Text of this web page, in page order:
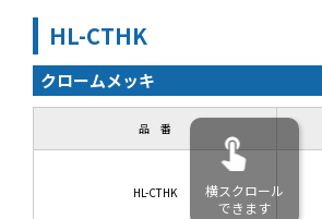
HL-CTHK
クロームメッキ
品 番
HL-CTHK
横スクロール
できます